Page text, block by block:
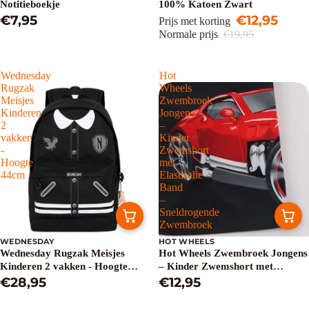
Notitieboekje
€7,95
100% Katoen Zwart
Prijs met korting €12,95
Normale prijs €19,95
Wednesday
Rugzak
Meisjes
Kinderen
2
vakken
-
Hoogte
44cm
Uitverkocht
WEDNESDAY
Wednesday Rugzak Meisjes
Kinderen 2 vakken - Hoogte
44cm
€28,95
Hot
Wheels
Zwembroek
Jongens
–
Kinder
Zwemshort
met
Elastische
Band
–
Sneldrogende
Zwembroek
HOT WHEELS
Hot Wheels Zwembroek Jongens
– Kinder Zwemshort met
Elastische Band – Sneldrogende
Zwembroek
€12,95